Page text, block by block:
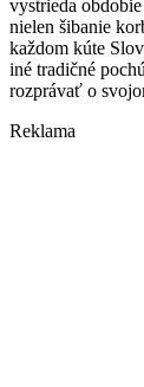
vystrieda
nielen šibanie
každom kúte
iné tradičné
rozprávať o
Reklama